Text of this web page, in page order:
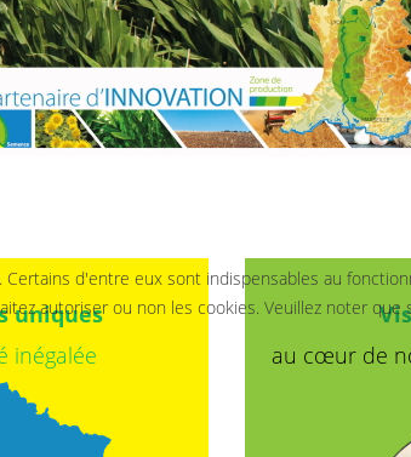
uniques
inégalée
au cœur de
d'entre eux sont indispensables au
autoriser ou non les cookies. Veuillez noter